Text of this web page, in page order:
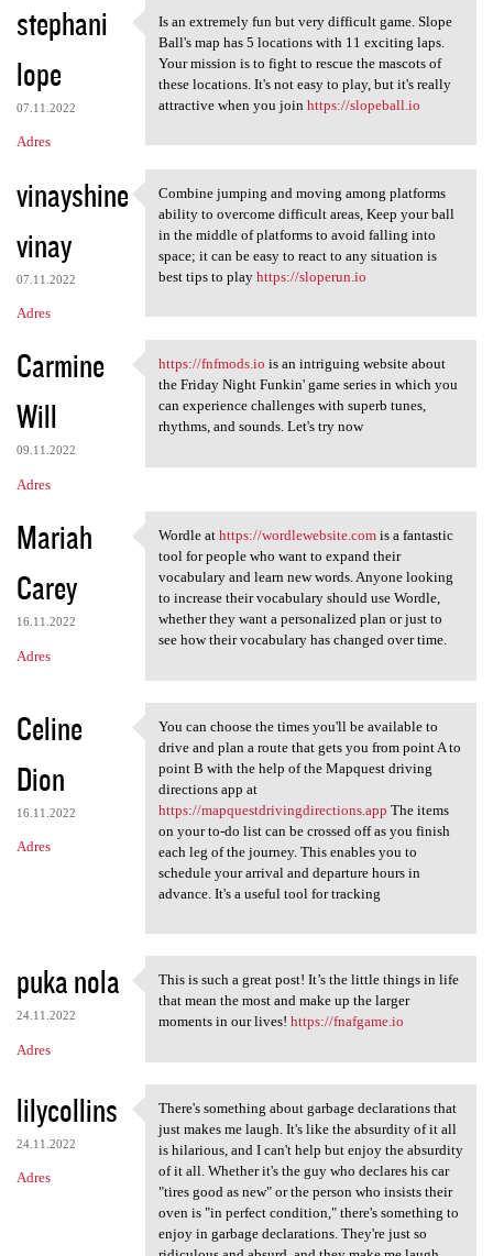
stephani
lope
07.11.2022
Adres
Is an extremely fun but very
Is an extremely fun but very difficult game. Slope
Ball's map has 5 locations with 11 exciting laps.
Your mission is to fight to rescue the mascots of
these locations. It's not easy to play, but it's really
attractive when you join https://slopeball.io
vinayshine
vinay
07.11.2022
Adres
Combine jumping and moving
Combine jumping and moving among platforms
ability to overcome difficult areas, Keep your ball
in the middle of platforms to avoid falling into
space; it can be easy to react to any situation is
best tips to play https://sloperun.io
Carmine
Will
09.11.2022
Adres
https://fnfmods.io is an
https://fnfmods.io is an intriguing website about
the Friday Night Funkin' game series in which you
can experience challenges with superb tunes,
rhythms, and sounds. Let's try now
Mariah
Carey
16.11.2022
Adres
Wordle at https:/
Wordle at https://wordlewebsite.comis a fantastic
tool for people who want to expand their
vocabulary and learn new words. Anyone looking
to increase their vocabulary should use Wordle,
whether they want a personalized plan or just to
see how their vocabulary has changed over time.
Celine
Dion
16.11.2022
Adres
You can choose the times you
You can choose the times you'll be available to
drive and plan a route that gets you from point A to
point B with the help of the Mapquest driving
directions app at
https://mapquestdrivingdirections.app The items
on your to-do list can be crossed off as you finish
each leg of the journey. This enables you to
schedule your arrival and departure hours in
advance. It's a useful tool for tracking
puka nola
24.11.2022
Adres
This is such a great post! It
This is such a great post! It’s the little things in life
that mean the most and make up the larger
moments in our lives! https://fnafgame.io
lilycollins
24.11.2022
Adres
There's something about
There's something about garbage declarations that
just makes me laugh. It's like the absurdity of it all
is hilarious, and I can't help but enjoy the absurdity
of it all. Whether it's the guy who declares his car
"tires good as new" or the person who insists their
oven is "in perfect condition," there's something to
enjoy in garbage declarations. They're just so